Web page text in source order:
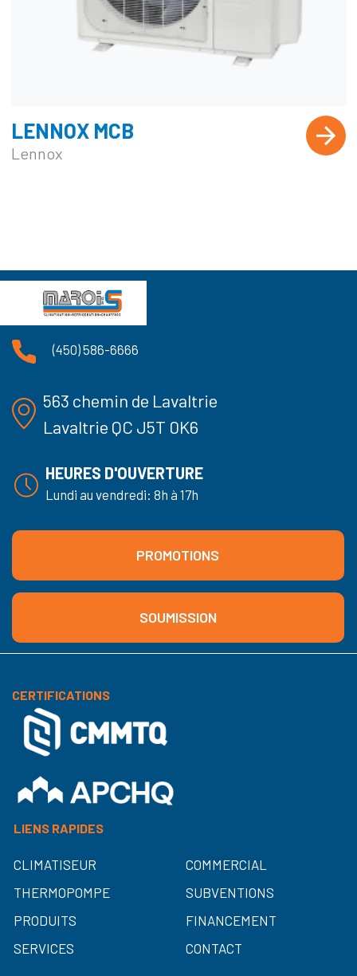
LENNOX MCB
Lennox
(450) 586-6666
563 chemin de Lavaltrie
Lavaltrie QC J5T 0K6
HEURES D'OUVERTURE
Lundi au vendredi: 8h à 17h
PROMOTIONS
SOUMISSION
CERTIFICATIONS
LIENS RAPIDES
CLIMATISEUR
THERMOPOMPE
PRODUITS
SERVICES
COMMERCIAL
SUBVENTIONS
FINANCEMENT
CONTACT